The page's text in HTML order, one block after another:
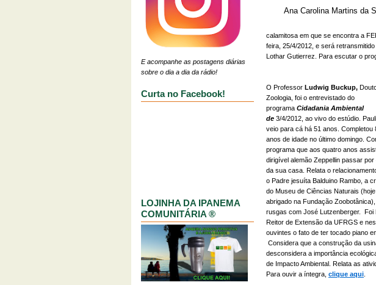
E acompanhe as postagens diárias
sobre o dia a dia da rádio!
Curta no Facebook!
LOJINHA DA IPANEMA
COMUNITÁRIA ®
Ana Carolina Martins da
calamitosa em que se encontra a
feira, 25/4/2012, e será
Lothar Gutierrez. Para escutar o
O Professor Ludwig Buckup,
Zoologia, foi o entrevistado do
programa Cidadania Ambiental
de 3/4/2012, ao vivo do estúdio.
veio para cá há 51 anos. Completou
anos de idade no último domingo.
programa que aos quatro anos
dirigível alemão Zeppellin passar por
da sua casa. Relata o
o Padre jesuíta Balduino Rambo, a
do Museu de Ciências Naturais (hoje
abrigado na Fundação
rusgas com José Lutzenberger. Foi
Reitor de Extensão da UFRGS e
ouvintes o fato de ter tocado piano
Considera que a construção da
desconsidera a importância
de Impacto Ambiental. Relata as
Para ouvir a íntegra, clique aqui